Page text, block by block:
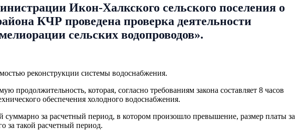
Икон-Халкского сельского поселения о
КЧР проведена проверка деятельности
сельских водопроводов».
реконструкции системы водоснабжения.
которая, согласно требованиям закона составляет 8 часов
обеспечения холодного водоснабжения.
за расчетный период, в котором произошло превышение, размер платы за
за такой расчетный период.